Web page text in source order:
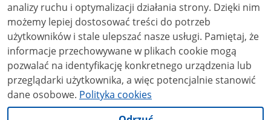
analizy ruchu i optymalizacji działania strony. Dzięki nim
możemy lepiej dostosować treści do potrzeb
użytkowników i stale ulepszać nasze usługi. Pamiętaj, że
informacje przechowywane w plikach cookie mogą
pozwalać na identyfikację konkretnego urządzenia lub
przeglądarki użytkownika, a więc potencjalnie stanowić
dane osobowe. Polityka cookies